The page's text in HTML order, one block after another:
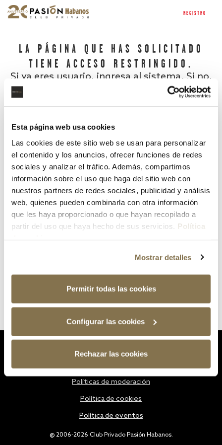
Esta página web usa cookies
Las cookies de este sitio web se usan para personalizar
el contenido y los anuncios, ofrecer funciones de redes
sociales y analizar el tráfico. Además, compartimos
información sobre el uso que haga del sitio web con
nuestros partners de redes sociales, publicidad y análisis
web, quienes pueden combinarla con otra información
que les haya proporcionado o que hayan recopilado a
partir del uso que haya hecho de sus servicios. Política
Mostrar detalles
Permitir todas las cookies
Configurar las cookies
Rechazar las cookies
REGISTRO
LA PÁGINA QUE HAS SOLICITADO
TIENE ACCESO RESTRINGIDO.
Si ya eres usuario, ingresa al sistema. Si no,
¿Has olvidado tu contraseña?
@ 2006-2026 Club Privado Pasión Habanos.
Políticas de moderación
Política de cookies
Política de eventos